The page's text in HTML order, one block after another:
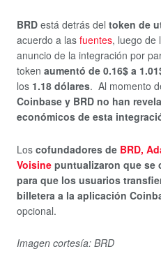
BRD está detrás del token de
acuerdo a las fuentes, luego de
anuncio de la integración por
token aumentó de 0.16$ a
los 1.18 dólares. Al momento
Coinbase y BRD no han
económicos de esta
Los cofundadores de BRD,
Voisine puntualizaron que se
para que los usuarios
billetera a la aplicación
opcional.
Imagen cortesía: BRD